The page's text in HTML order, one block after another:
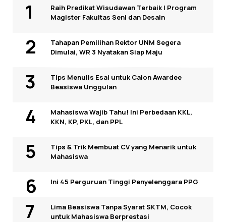
Raih Predikat Wisudawan Terbaik I Program
Magister Fakultas Seni dan Desain
Tahapan Pemilihan Rektor UNM Segera
Dimulai, WR 3 Nyatakan Siap Maju
Tips Menulis Esai untuk Calon Awardee
Beasiswa Unggulan
Mahasiswa Wajib Tahu! Ini Perbedaan KKL,
KKN, KP, PKL, dan PPL
Tips & Trik Membuat CV yang Menarik untuk
Mahasiswa
Ini 45 Perguruan Tinggi Penyelenggara PPG
Lima Beasiswa Tanpa Syarat SKTM, Cocok
untuk Mahasiswa Berprestasi